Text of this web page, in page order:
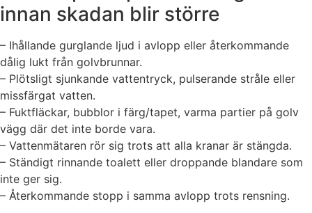
innan skadan blir större
– Ihållande gurglande ljud i avlopp eller återkommande
dålig lukt från golvbrunnar.
– Plötsligt sjunkande vattentryck, pulserande stråle eller
missfärgat vatten.
– Fuktfläckar, bubblor i färg/tapet, varma partier på golv
vägg där det inte borde vara.
– Vattenmätaren rör sig trots att alla kranar är stängda.
– Ständigt rinnande toalett eller droppande blandare som
inte ger sig.
– Återkommande stopp i samma avlopp trots rensning.